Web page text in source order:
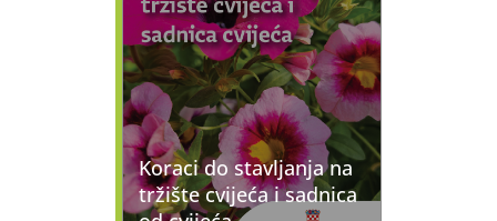
Koraci do stavljanja na
tržište cvijeća i sadnica